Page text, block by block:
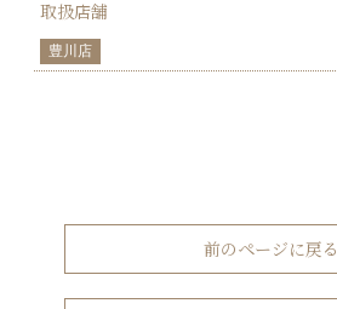
取扱店舗
豊川店
前のページに戻る